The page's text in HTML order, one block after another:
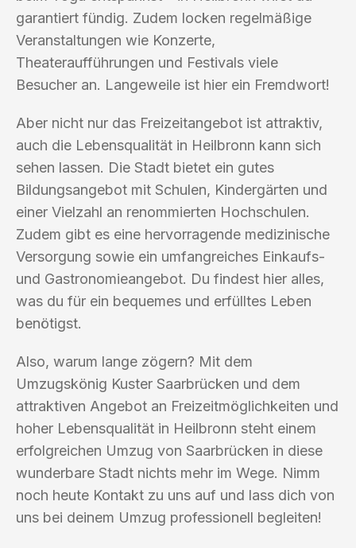
garantiert fündig. Zudem locken regelmäßige
Veranstaltungen wie Konzerte,
Theateraufführungen und Festivals viele
Besucher an. Langeweile ist hier ein Fremdwort!
Aber nicht nur das Freizeitangebot ist attraktiv,
auch die Lebensqualität in Heilbronn kann sich
sehen lassen. Die Stadt bietet ein gutes
Bildungsangebot mit Schulen, Kindergärten und
einer Vielzahl an renommierten Hochschulen.
Zudem gibt es eine hervorragende medizinische
Versorgung sowie ein umfangreiches Einkaufs-
und Gastronomieangebot. Du findest hier alles,
was du für ein bequemes und erfülltes Leben
benötigst.
Also, warum lange zögern? Mit dem
Umzugskönig Kuster Saarbrücken und dem
attraktiven Angebot an Freizeitmöglichkeiten und
hoher Lebensqualität in Heilbronn steht einem
erfolgreichen Umzug von Saarbrücken in diese
wunderbare Stadt nichts mehr im Wege. Nimm
noch heute Kontakt zu uns auf und lass dich von
uns bei deinem Umzug professionell begleiten!